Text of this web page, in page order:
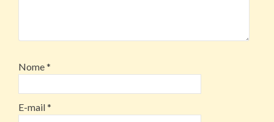
Nome*
E-mail*